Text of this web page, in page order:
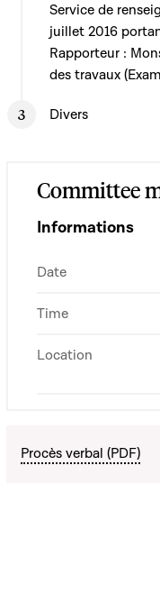
Service de
juillet 2016
Rapporteur :
des travaux
Divers
Committee
Informations
Date
Time
Location
Procès verbal (PDF)